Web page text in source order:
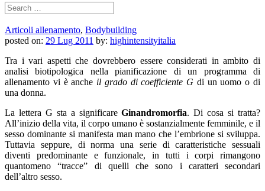
Search
for:
Articoli allenamento, Bodybuilding
posted on: 29 Lug 2011 by: highintensityitalia
Tra i vari aspetti che dovrebbero essere considerati in ambito di
analisi biotipologica nella pianificazione di un programma di
allenamento vi è anche il grado di coefficiente G di un uomo o di
una donna.
La lettera G sta a significareGinandromorfia. Di cosa si tratta?
All’inizio della vita, il corpo umano è sostanzialmente femminile, e il
sesso dominante si manifesta man mano che l’embrione si sviluppa.
Tuttavia seppure, di norma una serie di caratteristiche sessuali
diventi predominante e funzionale, in tutti i corpi rimangono
quantomeno “tracce” di quelli che sono i caratteri secondari
dell’altro sesso.